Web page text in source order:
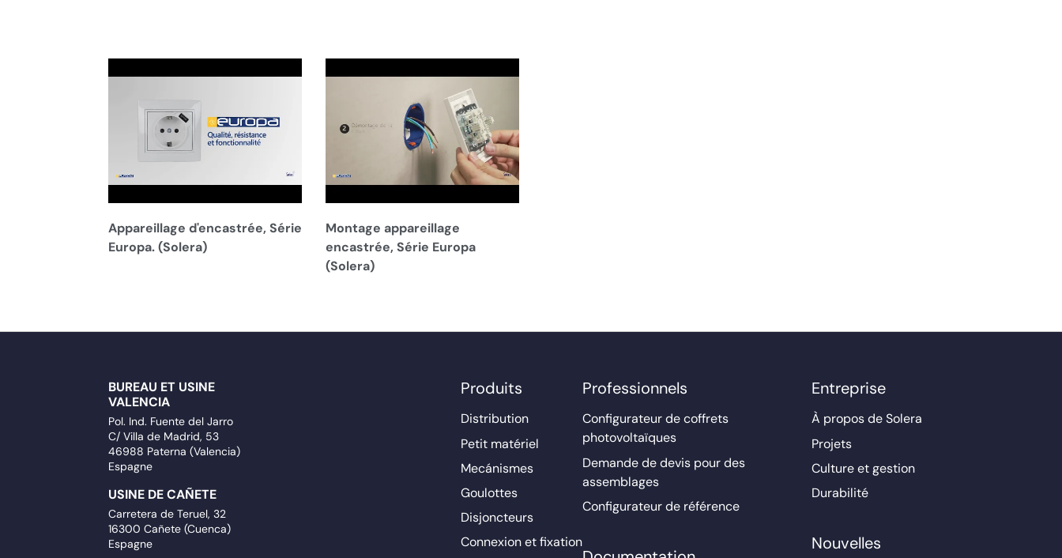
Appareillage d'encastrée, Série
Europa. (Solera)
Montage appareillage
encastrée, Série Europa
(Solera)
BUREAU ET USINE
VALENCIA
Pol. Ind. Fuente del Jarro
C/ Villa de Madrid, 53
46988 Paterna (Valencia)
Espagne
USINE DE CAÑETE
Carretera de Teruel, 32
16300 Cañete (Cuenca)
Espagne
Produits
Distribution
Petit matériel
Mecánismes
Goulottes
Disjoncteurs
Connexion et fixation
Professionnels
Configurateur de coffrets
photovoltaïques
Demande de devis pour des
assemblages
Configurateur de référence
Entreprise
À propos de Solera
Projets
Culture et gestion
Durabilité
Nouvelles